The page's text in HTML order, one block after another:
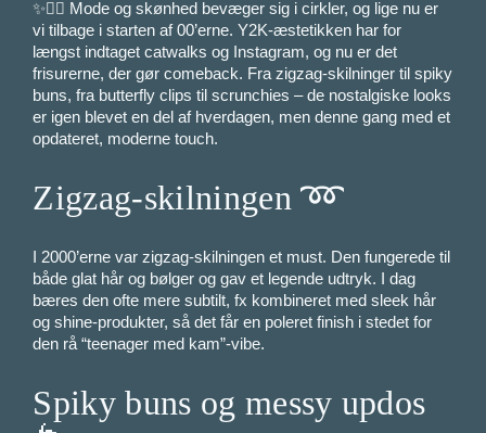
✨💇‍♀️ Mode og skønhed bevæger sig i cirkler, og lige nu er
vi tilbage i starten af 00’erne. Y2K-æstetikken har for
længst indtaget catwalks og Instagram, og nu er det
frisurerne, der gør comeback. Fra zigzag-skilninger til spiky
buns, fra butterfly clips til scrunchies – de nostalgiske looks
er igen blevet en del af hverdagen, men denne gang med et
opdateret, moderne touch.
Zigzag-skilningen ➿
I 2000’erne var zigzag-skilningen et must. Den fungerede til
både glat hår og bølger og gav et legende udtryk. I dag
bæres den ofte mere subtilt, fx kombineret med sleek hår
og shine-produkter, så det får en poleret finish i stedet for
den rå “teenager med kam”-vibe.
Spiky buns og messy updos